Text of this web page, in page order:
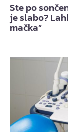
Ste po
je slabo?
mačka”